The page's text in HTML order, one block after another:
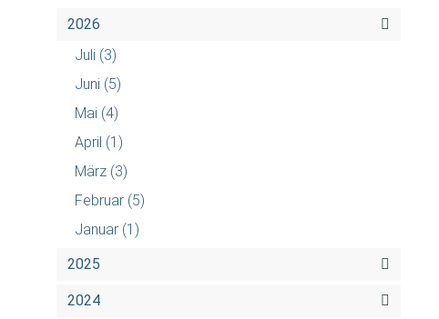
2026
Juli (3)
Juni (5)
Mai (4)
April (1)
März (3)
Februar (5)
Januar (1)
2025
2024